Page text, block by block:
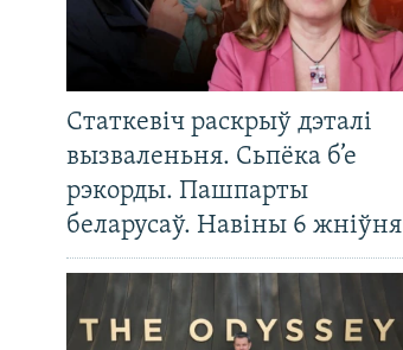
Статкевіч раскрыў дэталі
вызваленьня. Сьпёка б’е
рэкорды. Пашпарты
беларусаў. Навіны 6 жніўня